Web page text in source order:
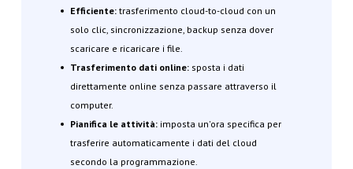
Efficiente:trasferimento cloud-to-cloud con un
solo clic, sincronizzazione, backup senza dover
scaricare e ricaricare i file.
Trasferimento dati online:sposta i dati
direttamente online senza passare attraverso il
computer.
Pianifica le attività:imposta un'ora specifica per
trasferire automaticamente i dati del cloud
secondo la programmazione.